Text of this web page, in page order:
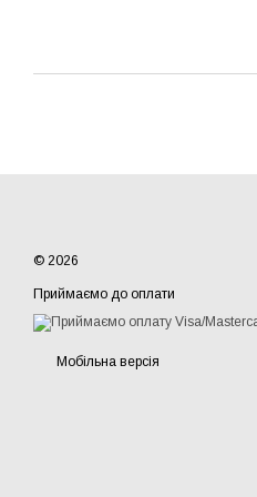
© 2026
Приймаємо до оплати
Мобільна версія